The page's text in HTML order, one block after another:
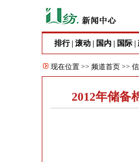
排行| 滚动 国内 国际
现在位置 >> 频道首页 >>
2012年储备